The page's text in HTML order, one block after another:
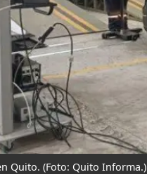
Quito. (Foto: Quito Informa.)